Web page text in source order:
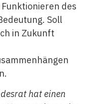
des
Soll
in Zukunft
hat einen